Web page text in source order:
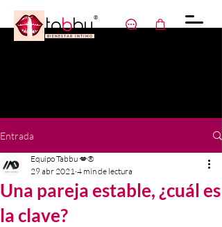
®
B I E N E S T A R Í N T I M O
tabbu
Entrada
Una pareja estable, ¿cuál es
la clave?
Equipo Tabbu 💋®️
29 abr 2021 4 min de lectura